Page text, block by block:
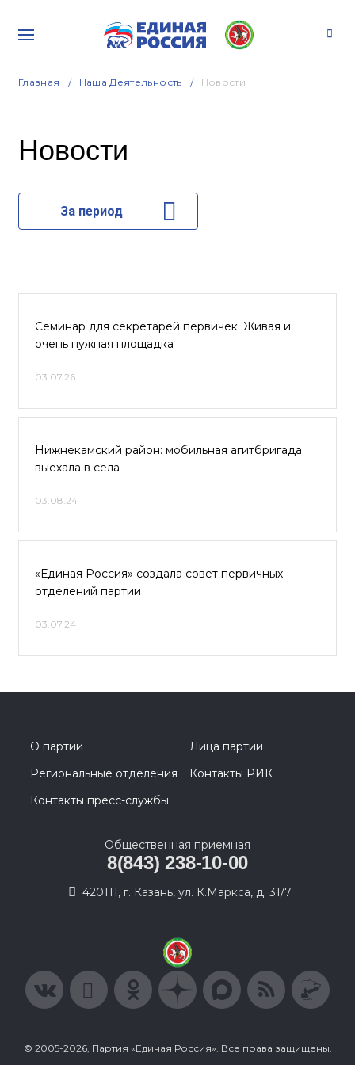
Главная Наша Деятельность Новости
Новости
За период
Семинар для секретарей первичек: Живая и
очень нужная площадка
03.07.26
Нижнекамский район: мобильная агитбригада
выехала в села
03.08.24
«Единая Россия» создала совет первичных
отделений партии
03.07.24
О партии
Лица партии
Региональные отделения
Контакты РИК
Контакты пресс-службы
Общественная приемная
8(843) 238-10-00
420111, г. Казань, ул. К.Маркса, д. 31/7
© 2005-2026, Партия «Единая Россия». Все права защищены.